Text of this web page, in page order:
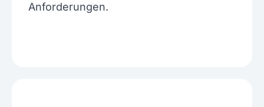
Anforderungen.